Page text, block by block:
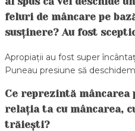
feluri de mâncare pe
susținere? Au fost
Apropiații au fost super
Puneau presiune să
Ce reprezintă
relația ta cu mâncarea,
trăiești?